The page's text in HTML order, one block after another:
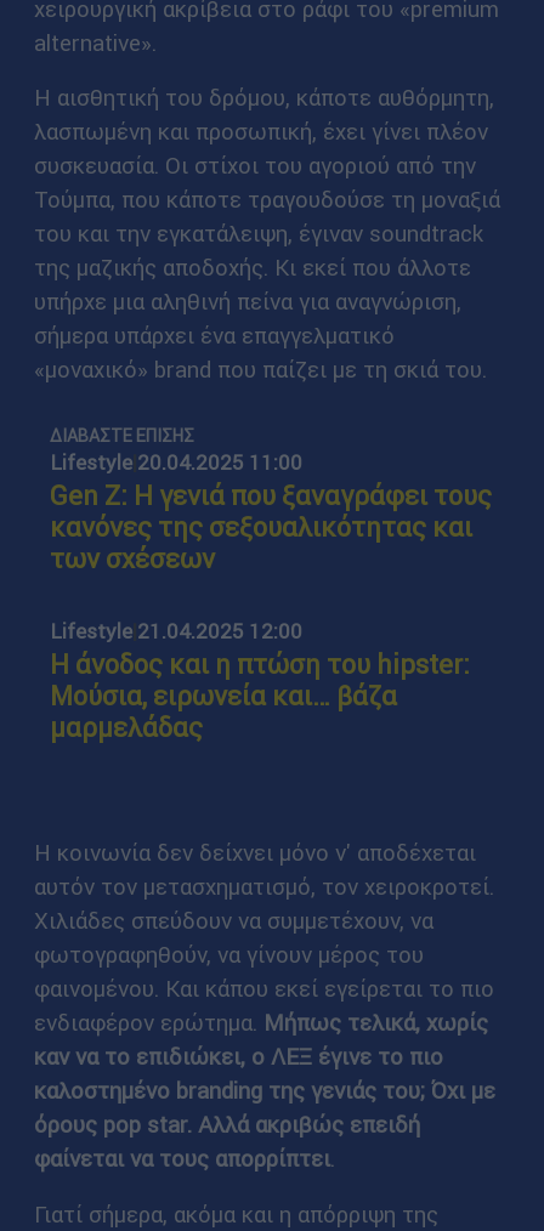
χειρουργική ακρίβεια στο ράφι του «premium
alternative».
Η αισθητική του δρόμου, κάποτε αυθόρμητη,
λασπωμένη και προσωπική, έχει γίνει πλέον
συσκευασία. Οι στίχοι του αγοριού από την
Τούμπα, που κάποτε τραγουδούσε τη μοναξιά
του και την εγκατάλειψη, έγιναν soundtrack
της μαζικής αποδοχής. Κι εκεί που άλλοτε
υπήρχε μια αληθινή πείνα για αναγνώριση,
σήμερα υπάρχει ένα επαγγελματικό
«μοναχικό» brand που παίζει με τη σκιά του.
ΔΙΑΒΑΣΤΕ ΕΠΙΣΗΣ
Lifestyle| 20.04.2025 11:00
Gen Z: Η γενιά που ξαναγράφει τους
κανόνες της σεξουαλικότητας και
των σχέσεων
Lifestyle| 21.04.2025 12:00
Η άνοδος και η πτώση του hipster:
Μούσια, ειρωνεία και… βάζα
μαρμελάδας
Η κοινωνία δεν δείχνει μόνο ν' αποδέχεται
αυτόν τον μετασχηματισμό, τον χειροκροτεί.
Χιλιάδες σπεύδουν να συμμετέχουν, να
φωτογραφηθούν, να γίνουν μέρος του
φαινομένου. Και κάπου εκεί εγείρεται το πιο
ενδιαφέρον ερώτημα. Μήπως τελικά, χωρίς
καν να το επιδιώκει, ο ΛΕΞ έγινε το πιο
καλοστημένο branding της γενιάς του; Όχι με
όρους pop star. Αλλά ακριβώς επειδή
φαίνεται να τους απορρίπτει.
Γιατί σήμερα, ακόμα και η απόρριψη της